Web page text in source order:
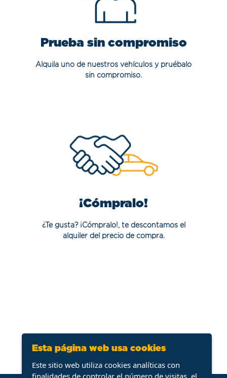
Prueba sin compromiso
Alquila uno de nuestros vehículos y pruébalo
sin compromiso.
¡Cómpralo!
¿Te gusta? ¡Cómpralo!, te descontamos el
alquiler del precio de compra.
Esta página web usa cookies
Este sitio web utiliza cookies analíticas con
finalidades de controlar el número de visitas, el